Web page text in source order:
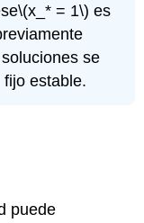
\(x_* = 1\) es
se
estable.
puede